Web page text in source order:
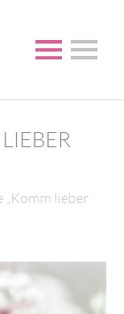
„Komm lieber